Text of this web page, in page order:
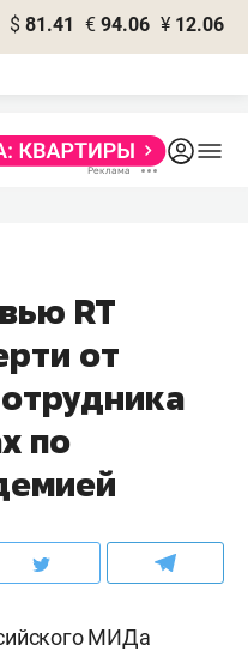
$ 81.41 € 94.06 ¥ 12.06
RT
от
по
МИДа